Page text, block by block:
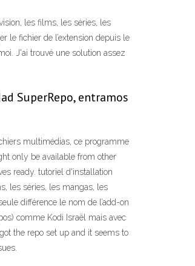
les films, les séries, les
le fichier de l’extension depuis le
J'ai trouvé une solution assez
SuperRepo, entramos
multimédias, ce programme
only be available from other
ready. tutoriel d'installation
les séries, les mangas, les
différence le nom de l’add-on
comme Kodi Israël mais avec
the repo set up and it seems to